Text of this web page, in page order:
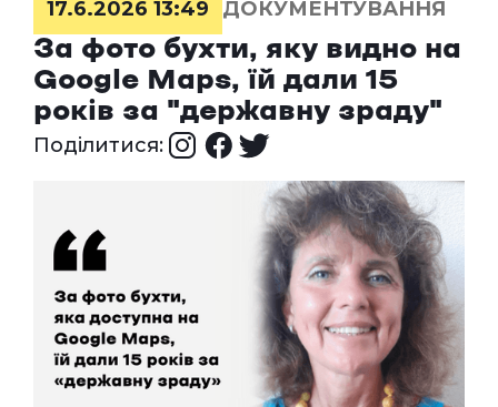
17.6.2026 13:49
ДОКУМЕНТУВАННЯ
За фото бухти, яку видно на
Google Maps, їй дали 15
років за "державну зраду"
Поділитися: